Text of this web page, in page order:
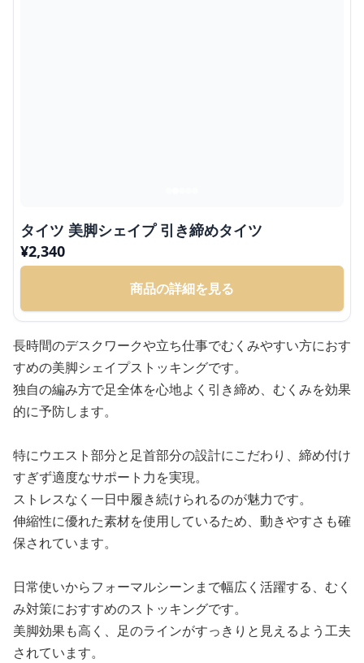
タイツ 美脚シェイプ 引き締めタイツ
¥2,340
商品の詳細を見る
長時間のデスクワークや立ち仕事でむくみやすい方におす
すめの美脚シェイプストッキングです。
独自の編み方で足全体を心地よく引き締め、むくみを効果
的に予防します。
特にウエスト部分と足首部分の設計にこだわり、締め付け
すぎず適度なサポート力を実現。
ストレスなく一日中履き続けられるのが魅力です。
伸縮性に優れた素材を使用しているため、動きやすさも確
保されています。
日常使いからフォーマルシーンまで幅広く活躍する、むく
み対策におすすめのストッキングです。
美脚効果も高く、足のラインがすっきりと見えるよう工夫
されています。